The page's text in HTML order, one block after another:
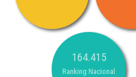
164.415
Ranking Nacional